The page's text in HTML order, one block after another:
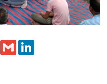
Message
Gmail